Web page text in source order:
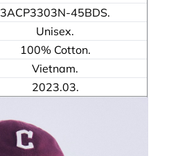
3ACP3303N-45BDS.
Unisex.
100% Cotton.
Vietnam.
2023.03.